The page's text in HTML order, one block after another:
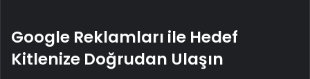
Google Reklamları ile Hedef
Kitlenize Doğrudan Ulaşın